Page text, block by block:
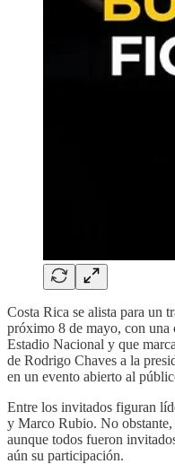
Costa Rica se alista para un
próximo 8 de mayo, con una
Estadio Nacional y que
de Rodrigo Chaves a la
en un evento abierto al
Entre los invitados figuran
y Marco Rubio. No
aunque todos fueron
aún su participación.